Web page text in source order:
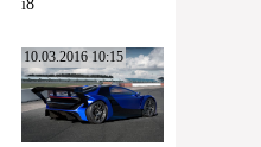
i8
10.03.2016 10:15